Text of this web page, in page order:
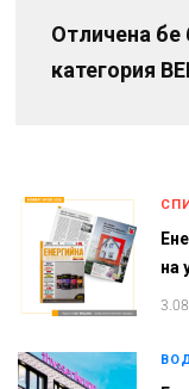
Отличена бе
категория
на